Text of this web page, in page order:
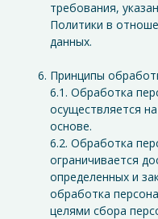
требования,
Политики в
данных.
Принципы
6.1. Обработка
осуществляется
основе.
6.2. Обработка
ограничивается
определенных и
обработка
целями сбора